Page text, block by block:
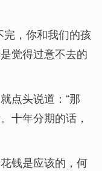
完，你和我们的孩
觉得过意不去的
点头说道：“那
十年分期的话，
钱是应该的，何